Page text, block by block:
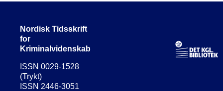
Nordisk Tidsskrift
for
Kriminalvidenskab
ISSN 0029-1528
(Trykt)
ISSN 2446-3051